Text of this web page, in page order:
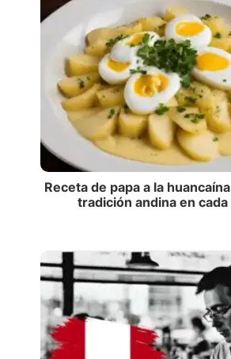
Receta de papa a la
tradición andina en